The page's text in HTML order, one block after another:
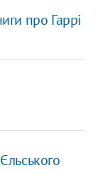
про Гаррі